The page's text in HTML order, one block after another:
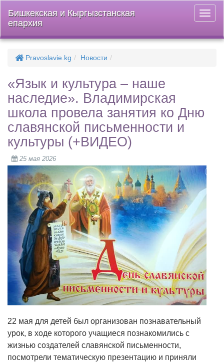
меню
Бишкекская и Кыргызстанская
епархия
Pravoslavie.kg Новости
«Язык и культура – наше
наследие». Владимирская
школа провела занятия ко Дню
славянской письменности и
культуры (+ВИДЕО)
25 мая 2026
22 мая для детей был организован познавательный
урок, в ходе которого учащиеся познакомились с
жизнью создателей славянской письменности,
посмотрели тематическую презентацию и приняли